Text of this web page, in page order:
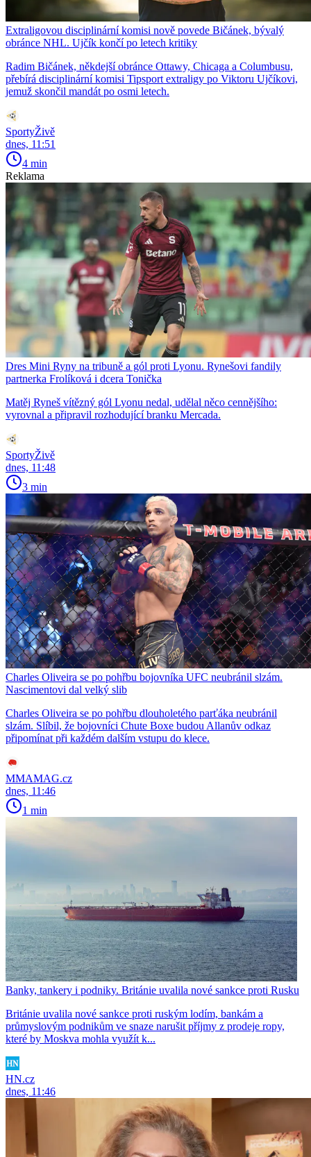
Extraligovou disciplinární komisi nově povede Bičánek, bývalý
obránce NHL. Ujčík končí po letech kritiky
Radim Bičánek, někdejší obránce Ottawy, Chicaga a Columbusu,
přebírá disciplinární komisi Tipsport extraligy po Viktoru Ujčíkovi,
jemuž skončil mandát po osmi letech.
SportyŽivě
dnes, 11:51
4 min
Reklama
Dres Mini Ryny na tribuně a gól proti Lyonu. Rynešovi fandily
partnerka Frolíková i dcera Tonička
Matěj Ryneš vítězný gól Lyonu nedal, udělal něco cennějšího:
vyrovnal a připravil rozhodující branku Mercada.
SportyŽivě
dnes, 11:48
3 min
Charles Oliveira se po pohřbu bojovníka UFC neubránil slzám.
Nascimentovi dal velký slib
Charles Oliveira se po pohřbu dlouholetého parťáka neubránil
slzám. Slíbil, že bojovníci Chute Boxe budou Allanův odkaz
připomínat při každém dalším vstupu do klece.
MMAMAG.cz
dnes, 11:46
1 min
Banky, tankery i podniky. Británie uvalila nové sankce proti Rusku
Británie uvalila nové sankce proti ruským lodím, bankám a
průmyslovým podnikům ve snaze narušit příjmy z prodeje ropy,
které by Moskva mohla využít k...
HN.cz
dnes, 11:46